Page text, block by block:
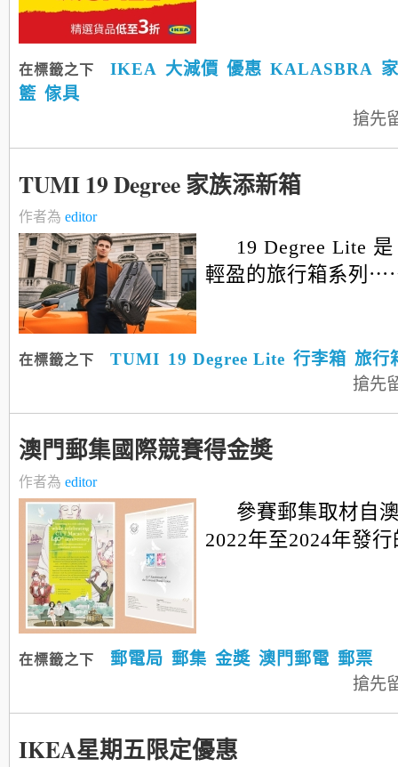
在標籤之下 IKEA 大減價 優惠 KALASBRA
籃 傢具
搶先
TUMI 19 Degree 家族添新箱
作者為 editor
19 Degree Lite
輕盈的旅行箱系列
在標籤之下 TUMI 19 Degree Lite 行李箱 旅行
搶先
澳門郵集國際競賽得金奬
作者為 editor
參賽郵集取材自
2022年至2024年發
在標籤之下 郵電局 郵集 金奬 澳門郵電 郵票
搶先
IKEA星期五限定優惠